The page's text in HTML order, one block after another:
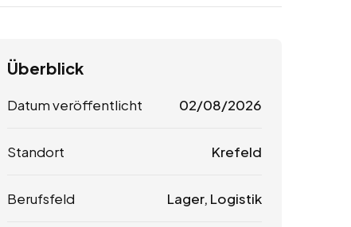
Überblick
Datum veröffentlicht 02/08/2026
Standort Krefeld
Berufsfeld Lager, Logistik